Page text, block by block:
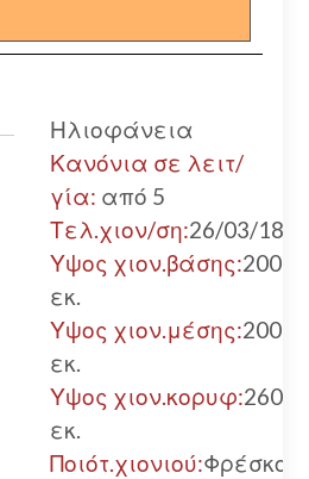
Ηλιοφάνεια
Κανόνια σε λειτ/
γία: από 5
Τελ.χιον/ση:26/03/18
Υψος χιον.βάσης:200
εκ.
Υψος χιον.μέσης:200
εκ.
Υψος χιον.κορυφ:260
εκ.
Ποιότ.χιονιού:Φρέσκο